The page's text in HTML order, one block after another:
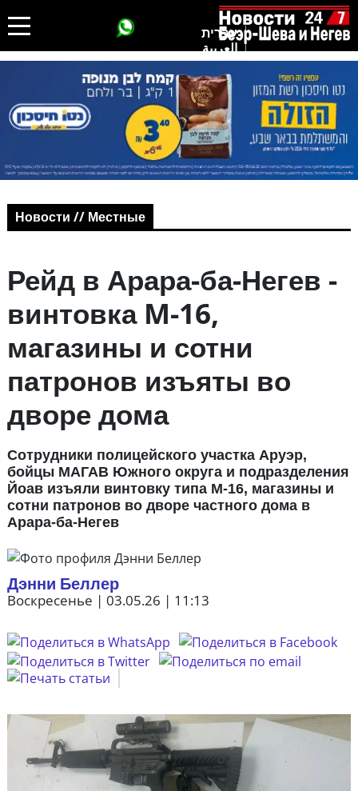
עברית
العربية
Новости // Местные
Рейд в Арара-ба-Негев -
винтовка M-16,
магазины и сотни
патронов изъяты во
дворе дома
Сотрудники полицейского участка Аруэр,
бойцы МАГАВ Южного округа и подразделения
Йоав изъяли винтовку типа M-16, магазины и
сотни патронов во дворе частного дома в
Арара-ба-Негев
Дэнни Беллер
Воскресенье | 03.05.26 | 11:13